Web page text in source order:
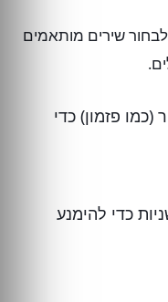
שירים מותאמים
פזמון) כדי
על אורך של 30–40 שניות כדי להימנע